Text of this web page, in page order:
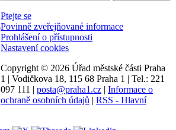
Ptejte se
Povinně zveřejňované informace
Prohlášení o přístupnosti
Nastavení cookies
Copyright © 2026 Úřad městské části Praha
1 | Vodičkova 18, 115 68 Praha 1 | Tel.: 221
097 111 | posta@praha1.cz | Informace o
ochraně osobních údajů | RSS - Hlavní